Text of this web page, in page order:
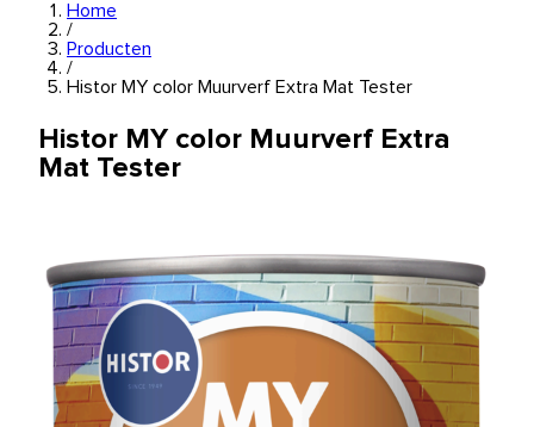
Home
/
Producten
/
Histor MY color Muurverf Extra Mat Tester
Histor MY color Muurverf Extra
Mat Tester